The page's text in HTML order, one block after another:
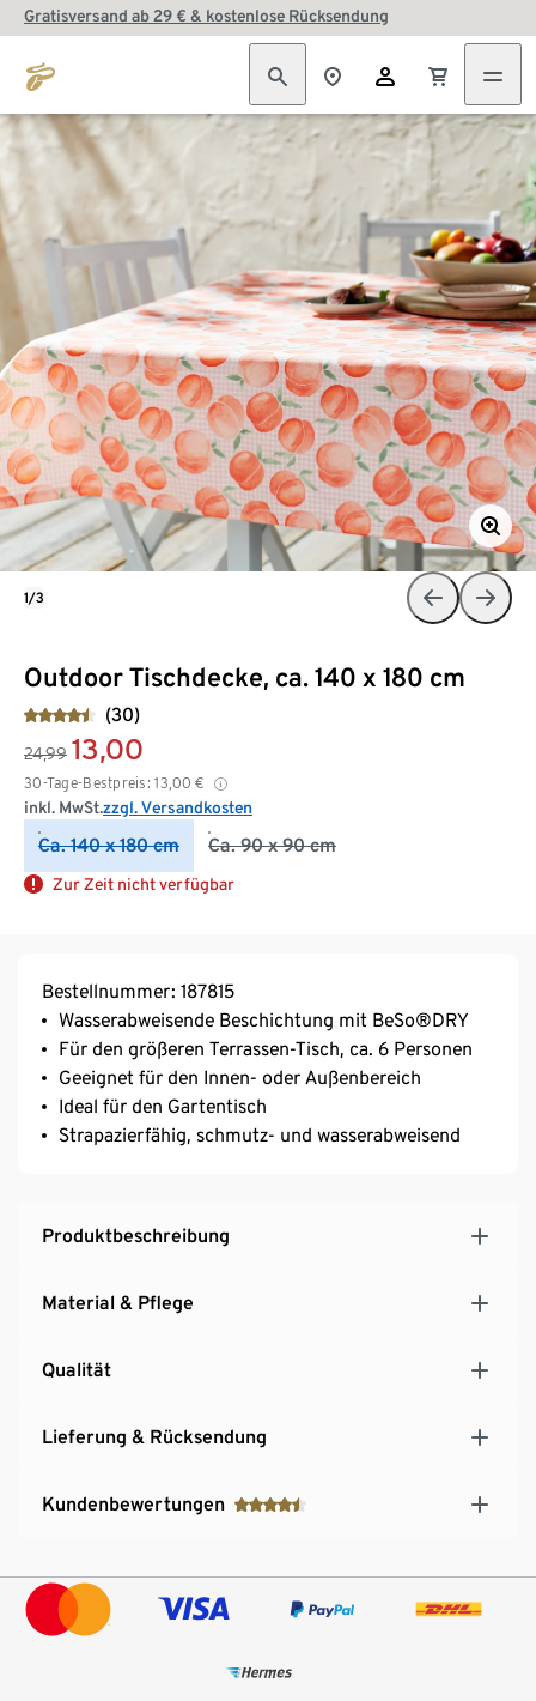
Gratisversand ab 29 € & kostenlose Rücksendung
Outdoor Tischdecke, ca. 140 x 180 cm
(30)
24,99 13,00
30-Tage-Bestpreis: 13,00 €
inkl. MwSt.zzgl. Versandkosten
Ca. 140 x 180 cm Ca. 90 x 90 cm
Zur Zeit nicht verfügbar
1/3
Bestellnummer: 187815
Wasserabweisende Beschichtung mit BeSo®DRY
Für den größeren Terrassen-Tisch, ca. 6 Personen
Geeignet für den Innen- oder Außenbereich
Ideal für den Gartentisch
Strapazierfähig, schmutz- und wasserabweisend
Produktbeschreibung
Material & Pflege
Qualität
Lieferung & Rücksendung
Kundenbewertungen